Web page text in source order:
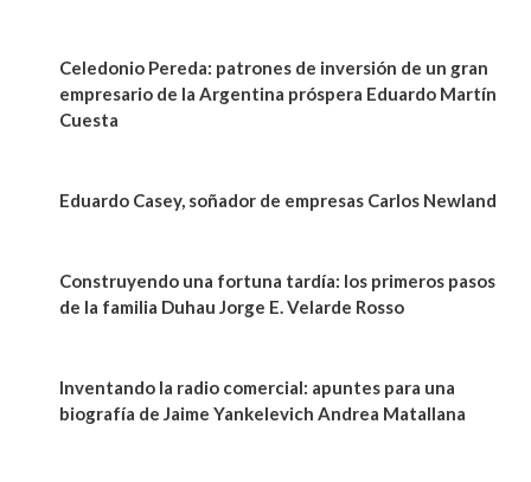
Celedonio Pereda: patrones de inversión de un gran
empresario de la Argentina próspera Eduardo Martín
Cuesta
Eduardo Casey, soñador de empresas Carlos Newland
Construyendo una fortuna tardía: los primeros pasos
de la familia Duhau Jorge E. Velarde Rosso
Inventando la radio comercial: apuntes para una
biografía de Jaime Yankelevich Andrea Matallana